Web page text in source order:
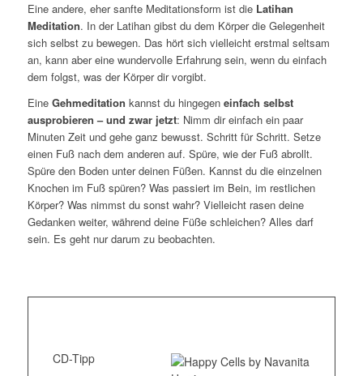
Eine andere, eher sanfte Meditationsform ist die Latihan
Meditation. In der Latihan gibst du dem Körper die Gelegenheit
sich selbst zu bewegen. Das hört sich vielleicht erstmal seltsam
an, kann aber eine wundervolle Erfahrung sein, wenn du einfach
dem folgst, was der Körper dir vorgibt.
Eine Gehmeditation kannst du hingegeneinfach selbst
ausprobieren – und zwar jetzt: Nimm dir einfach ein paar
Minuten Zeit und gehe ganz bewusst. Schritt für Schritt. Setze
einen Fuß nach dem anderen auf. Spüre, wie der Fuß abrollt.
Spüre den Boden unter deinen Füßen. Kannst du die einzelnen
Knochen im Fuß spüren? Was passiert im Bein, im restlichen
Körper? Was nimmst du sonst wahr? Vielleicht rasen deine
Gedanken weiter, während deine Füße schleichen? Alles darf
sein. Es geht nur darum zu beobachten.
CD-Tipp